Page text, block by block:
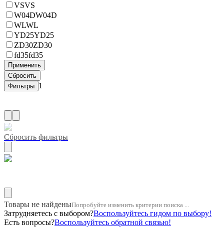
VSVS
W04DW04D
WLWL
YD25YD25
ZD30ZD30
fd35fd35
1
Сбросить фильтры
Товары не найденыПопробуйте изменить критерии поиска ...
Затрудняетесь с выбором?Воспользуйтесь гидом по выбору!
Есть вопросы?Воспользуйтесь обратной связью!